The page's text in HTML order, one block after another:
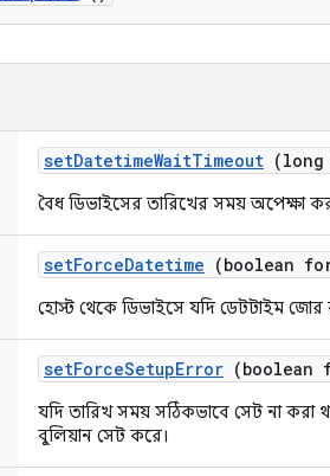
setDatetimeWaitTimeout (long
বৈধ ডিভাইসের তারিখের সময় অপেক্ষা
setForceDatetime (boolean
হোস্ট থেকে ডিভাইসে যদি ডেটটাইম
setForceSetupError (boolean
যদি তারিখ সময় সঠিকভাবে সেট না করা
বুলিয়ান সেট করে।